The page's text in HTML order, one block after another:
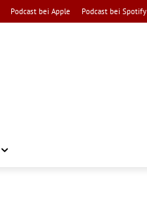
Podcast bei Apple Podcast bei Spotify